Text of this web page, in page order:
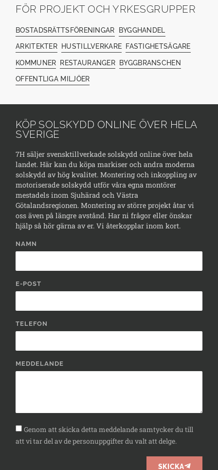
FÖR PROJEKT OCH YRKESGRUPPER
BOSTADSRÄTTSFÖRENINGAR BYGGHANDEL
ARKITEKTER HUSTILLVERKARE FASTIGHETSÄGARE
KOMMUNER RESTAURANGER BYGGBRANSCHEN
OFFENTLIGA MILJÖER
KÖP SOLSKYDD ONLINE ÖVER HELA
SVERIGE
7H säljer svensktillverkade solskydd online över hela
landet. Här kan du köpa markiser och andra moderna
solskydd av hög kvalitet. Montering och inkoppling av
motoriserade solskydd utför våra egna montörer
mestadels inom Sjuhärad och Västra
Götalandsregionen. Montering av större projekt åtar vi
oss även på längre avstånd. Har ni frågor eller önskar
hjälp så hör gärna av er. Vi återkopplar inom kort.
NAMN
E-POST
TELEFON
MEDDELANDE
Genom att skicka detta meddelande samtycker du till
att vi tar del av de personuppgifter du valt att delge.
SKICKA